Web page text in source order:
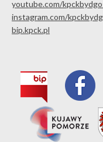
youtube.com/
instagram.com/
bip.kpck.pl